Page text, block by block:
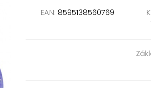
EAN: 8595138560769